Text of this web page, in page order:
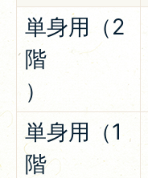
単身用（2
階
）
単身用（1
階